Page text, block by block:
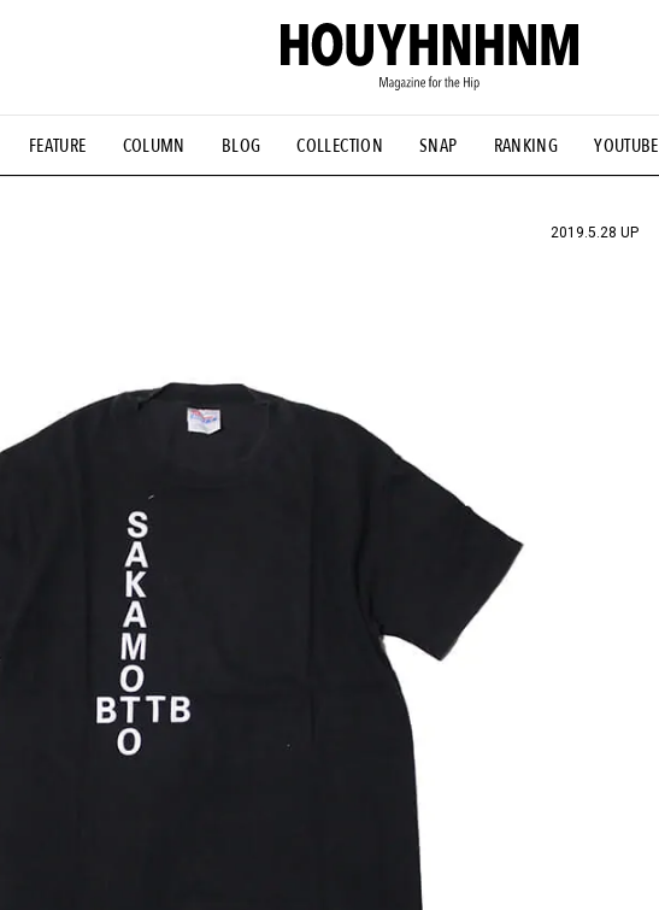
FEATURE COLUMN BLOG COLLECTION SNAP RANKING YOUTUBE
#ESSENTIAL DESIGNS #古着サミット #NEW VINTAGE #マイナーグッド図鑑
#Commune H #FOCUS IT #AH.H #ととけん #FASHION #MUSIC
2019.5.28 UP